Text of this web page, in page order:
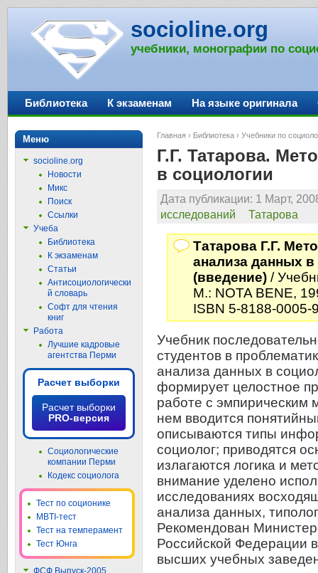
socioline.org
учебники, монографии по
Главная › Библиотека › Учебники по
Г.Г. Татарова.
в социологии
Дата публикации: 1 Март,
исследований
Татарова
Татарова Г.Г.
анализа данных
(введение) /
М.: NOTA BENE,
ISBN 5-8188-0005-
Учебник
студентов в
анализа данных в
формирует целостное
работе с эмпирическим
нем вводится
описываются типы
социолог; приводятся
излагаются логика и
внимание уделено
исследованиях
анализа данных,
Рекомендован
Российской Федерации
высших учебных
Библиотека К экзаменам На языке оригинала
Меню
socioline.org
Новости
Микс
Поиск
Ссылки
Учеба
Библиотека
К экзаменам
Статьи
Антисоциологически
й словарь
Софт для чтения
книг
Работа
Лучшие кадровые
агентства Перми
Расчет выборки
Расчет выборки
PRO-версия
Социологические
компании Перми
Кодекс социолога
Тест по соционике
MBTI-тест
Тест на темперамент
Тест Юнга
ФСФ Выпуск-2005